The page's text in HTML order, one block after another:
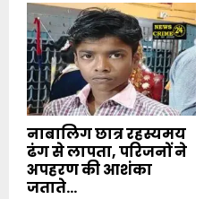
नाबालिग छात्र रहस्यमय
ढंग से लापता, परिजनों ने
अपहरण की आशंका
जताते...